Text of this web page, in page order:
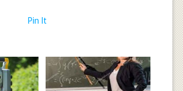
Pin It